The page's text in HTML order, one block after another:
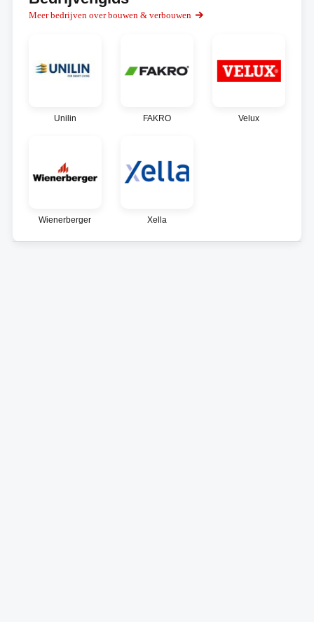
Meer bedrijven over bouwen & verbouwen
Unilin FAKRO Velux
Wienerberger Xella